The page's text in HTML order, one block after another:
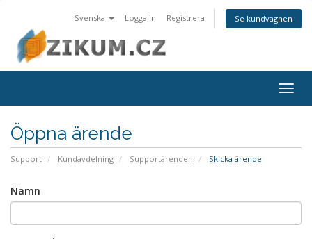
Svenska Logga in Registrera Se kundvagnen
Öppna ärende
Support Kundavdelning Supportärenden Skicka ärende
Namn